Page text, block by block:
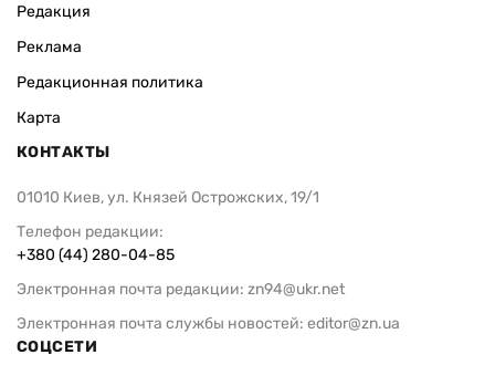
Редакция
Реклама
Редакционная политика
Карта
КОНТАКТЫ
01010 Киев, ул. Князей Острожских, 19/1
Телефон редакции:
+380 (44) 280-04-85
Электронная почта редакции: zn94@ukr.net
Электронная почта службы новостей: editor@zn.ua
СОЦСЕТИ